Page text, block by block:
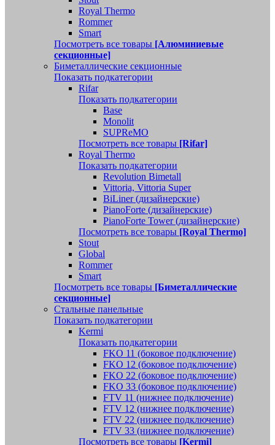
Royal Thermo
Rommer
Smart
Посмотреть все товары [Алюминиевые
секционные]
Биметаллические секционные
Показать подкатегории
Rifar
Показать подкатегории
Base
Monolit
SUPReMO
Посмотреть все товары [Rifar]
Royal Thermo
Показать подкатегории
Revolution Bimetall
Vittoria, Vittoria Super
BiLiner (дизайнерские)
PianoForte (дизайнерские)
PianoForte Tower (дизайнерские)
Посмотреть все товары [Royal Thermo]
Stout
Global
Rommer
Smart
Посмотреть все товары [Биметаллические
секционные]
Стальные панельные
Показать подкатегории
Kermi
Показать подкатегории
FKO 11 (боковое подключение)
FKO 12 (боковое подключение)
FKO 22 (боковое подключение)
FKO 33 (боковое подключение)
FTV 11 (нижнее подключение)
FTV 12 (нижнее подключение)
FTV 22 (нижнее подключение)
FTV 33 (нижнее подключение)
Посмотреть все товары [Kermi]